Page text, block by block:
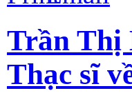
Trần Thị
Thạc sĩ